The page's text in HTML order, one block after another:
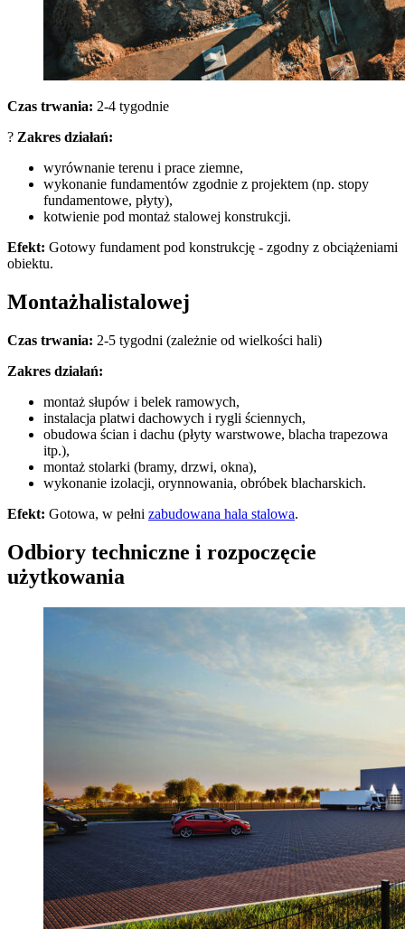
Czas trwania: 2-4 tygodnie
?️ Zakres działań:
wyrównanie terenu i prace ziemne,
wykonanie fundamentów zgodnie z projektem (np. stopy
fundamentowe, płyty),
kotwienie pod montaż stalowej konstrukcji.
Efekt: Gotowy fundament pod konstrukcję - zgodny z obciążeniami
obiektu.
Montażhalistalowej
Czas trwania: 2-5 tygodni (zależnie od wielkości hali)
Zakres działań:
montaż słupów i belek ramowych,
instalacja platwi dachowych i rygli ściennych,
obudowa ścian i dachu (płyty warstwowe, blacha trapezowa
itp.),
montaż stolarki (bramy, drzwi, okna),
wykonanie izolacji, orynnowania, obróbek blacharskich.
Efekt: Gotowa, w pełni zabudowana hala stalowa.
Odbiory techniczne i rozpoczęcie
użytkowania